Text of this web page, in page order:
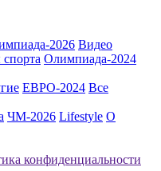
2026 Видео
Олимпиада-2024
ЕВРО-2024 Все
ЧМ-2026 Lifestyle О
конфиденциальности